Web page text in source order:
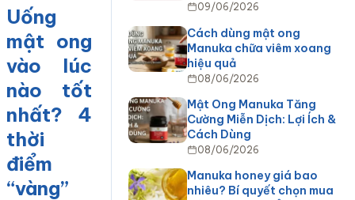
Uống
mật ong
vào lúc
nào tốt
nhất? 4
thời
điểm
“vàng”
09/06/2026
Cách dùng mật ong
Manuka chữa viêm xoang
hiệu quả
08/06/2026
Mật Ong Manuka Tăng
Cường Miễn Dịch: Lợi Ích &
Cách Dùng
08/06/2026
Manuka honey giá bao
nhiêu? Bí quyết chọn mua